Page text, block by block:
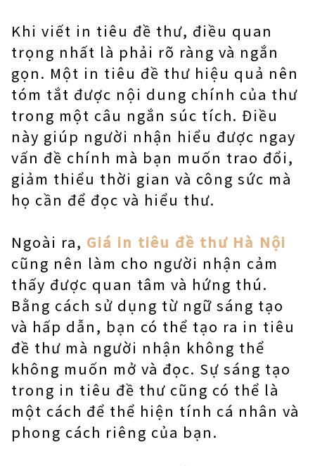
Khi viết in tiêu đề thư, điều quan
trọng nhất là phải rõ ràng và ngắn
gọn. Một in tiêu đề thư hiệu quả nên
tóm tắt được nội dung chính của thư
trong một câu ngắn súc tích. Điều
này giúp người nhận hiểu được ngay
vấn đề chính mà bạn muốn trao đổi,
giảm thiểu thời gian và công sức mà
họ cần để đọc và hiểu thư.
Ngoài ra, Giá in tiêu đề thư Hà Nội
cũng nên làm cho người nhận cảm
thấy được quan tâm và hứng thú.
Bằng cách sử dụng từ ngữ sáng tạo
và hấp dẫn, bạn có thể tạo ra in tiêu
đề thư mà người nhận không thể
không muốn mở và đọc. Sự sáng tạo
trong in tiêu đề thư cũng có thể là
một cách để thể hiện tính cá nhân và
phong cách riêng của bạn.